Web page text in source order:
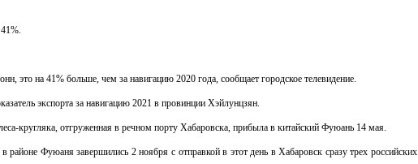
это на 41% больше, чем за навигацию 2020 года, сообщает городское телевидение.
экспорта за навигацию 2021 в провинции Хэйлунцзян.
кругляка, отгруженная в речном порту Хабаровска, прибыла в китайский Фуюань 14 мая.
Фуюаня завершились 2 ноября с отправкой в этот день в Хабаровск сразу трех российских